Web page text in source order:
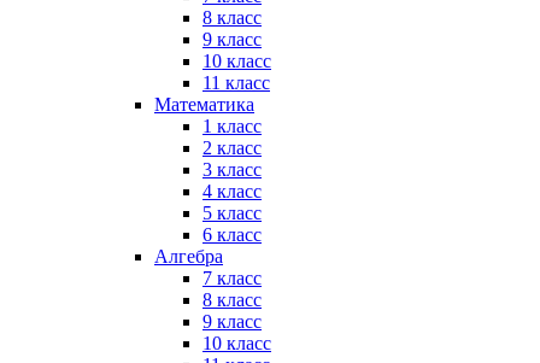
8 класс
9 класс
10 класс
11 класс
Математика
1 класс
2 класс
3 класс
4 класс
5 класс
6 класс
Алгебра
7 класс
8 класс
9 класс
10 класс